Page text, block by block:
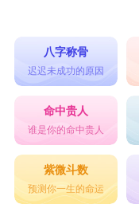
八字称骨
迟迟未成功的原因
命中贵人
谁是你的命中贵人
紫微斗数
预测你一生的命运